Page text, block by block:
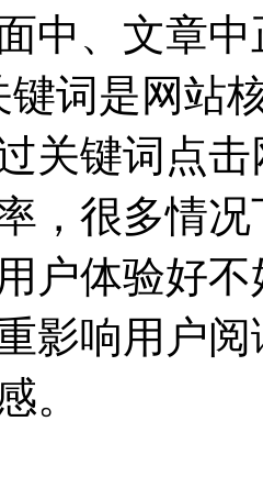
中、文章
键词是网站
关键词点
，很多情
户体验好
影响用户
。